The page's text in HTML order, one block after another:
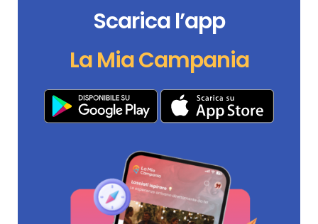
Scarica l’app
La Mia Campania